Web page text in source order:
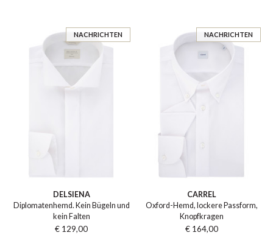
NACHRICHTEN
DELSIENA
Diplomatenhemd. Kein Bügeln und
kein Falten
€ 129,00
NACHRICHTEN
CARREL
Oxford-Hemd, lockere Passform,
Knopfkragen
€ 164,00